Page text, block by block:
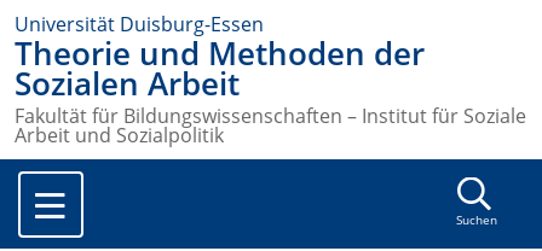
Universität Duisburg-Essen
Theorie und Methoden der
Sozialen Arbeit
Fakultät für Bildungswissenschaften – Institut für Soziale
Arbeit und Sozialpolitik
Suchen